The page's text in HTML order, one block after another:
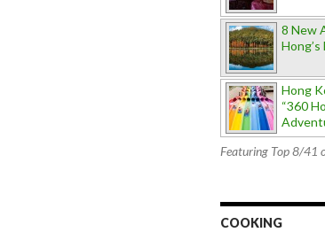
8 New
Hong
“360
Featuring Top 8/41
COOKING